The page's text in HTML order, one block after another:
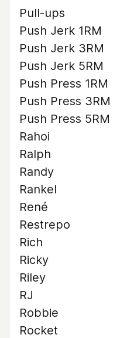
Pull-ups
Push Jerk 1RM
Push Jerk 3RM
Push Jerk 5RM
Push Press 1RM
Push Press 3RM
Push Press 5RM
Rahoi
Ralph
Randy
Rankel
René
Restrepo
Rich
Ricky
Riley
RJ
Robbie
Rocket